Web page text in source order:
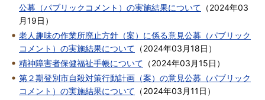
公募（パブリックコメント）の実施結果について （2024年03
月19日 ）
老人趣味の作業所廃止方針（案）に係る意見公募（パブリック
コメント）の実施結果について （2024年03月18日 ）
精神障害者保健福祉手帳について （2024年03月15日 ）
第２期登別市自殺対策行動計画（案）の意見公募（パブリック
コメント）の実施結果について （2024年03月11日 ）